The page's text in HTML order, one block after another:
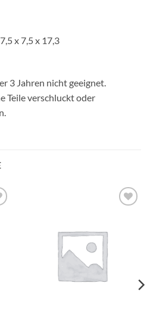
x 7,5 x 17,3
3 Jahren nicht geeignet.
Teile verschluckt oder